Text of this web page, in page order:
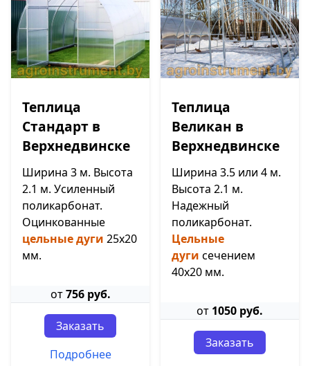
Теплица
Стандарт в
Верхнедвинске
Ширина 3 м. Высота
2.1 м. Усиленный
поликарбонат.
Оцинкованные
цельные дуги 25х20
мм.
от756 руб.
Заказать
Подробнее
Теплица
Великан в
Верхнедвинске
Ширина 3.5 или 4 м.
Высота 2.1 м.
Надежный
поликарбонат.
Цельные
дуги сечением
40х20 мм.
от 1050 руб.
Заказать